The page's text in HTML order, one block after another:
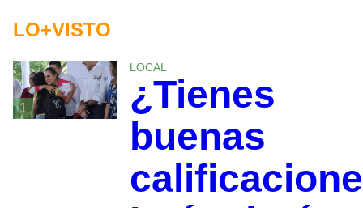
LO+VISTO
1
LOCAL
¿Tienes
buenas